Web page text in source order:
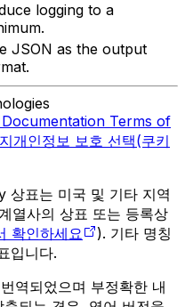
logging to a
JSON as the output
Documentation Terms of
개인정보 보호 선택(쿠키
표는 미국 및 기타 지역
열사의 상표 또는 등록상
확인하세요
). 기타 명칭
입니다.
역되었으며 부정확한 내